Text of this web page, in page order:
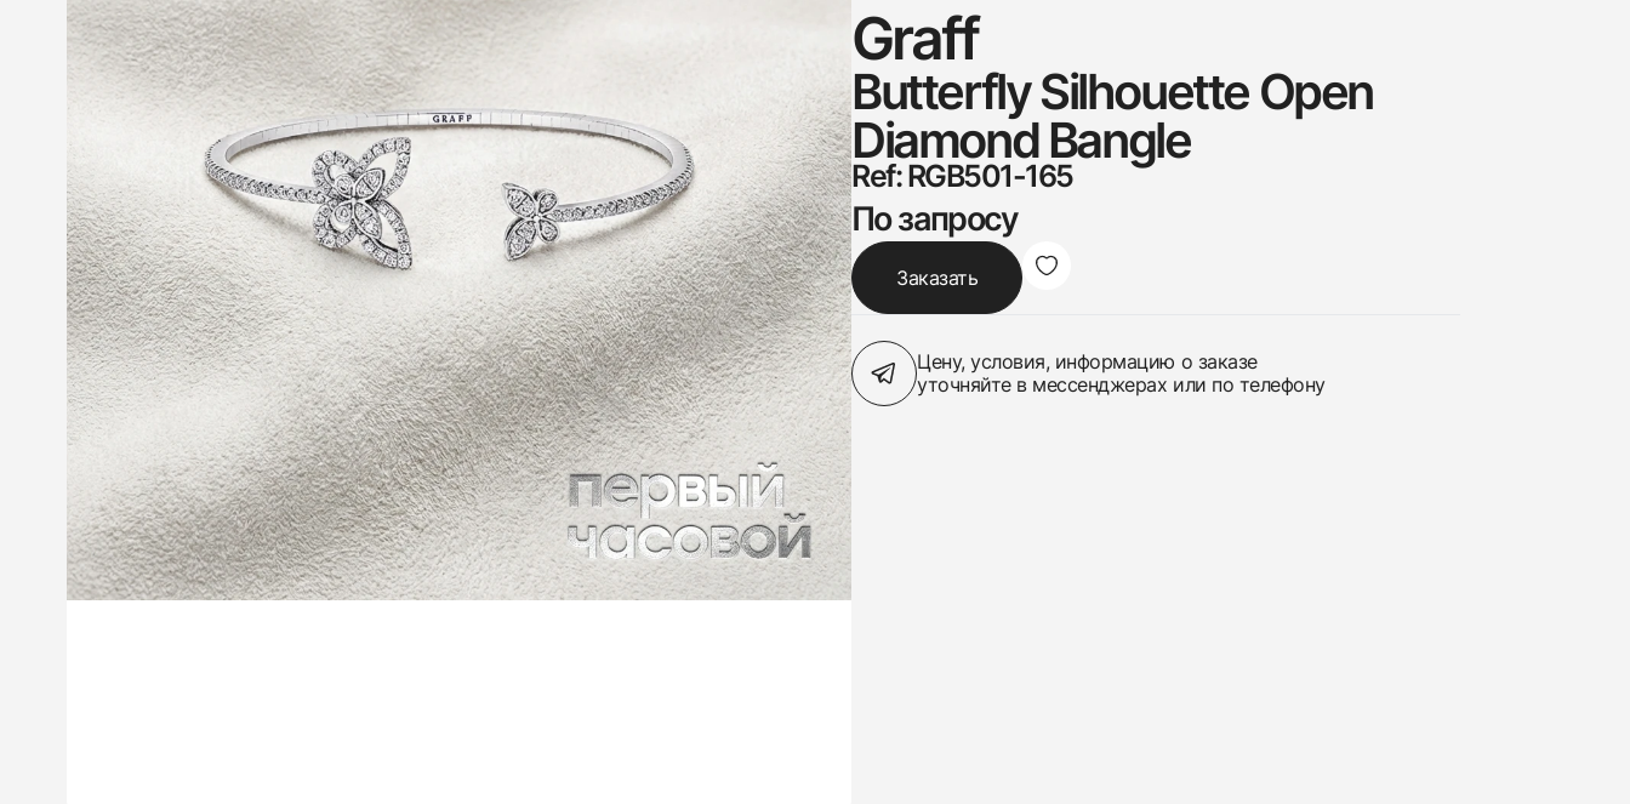
Graff
Butterfly Silhouette Open
Diamond Bangle
Ref: RGB501-165
По запросу
Заказать
Цену, условия, информацию о заказе
уточняйте в мессенджерах или по телефону